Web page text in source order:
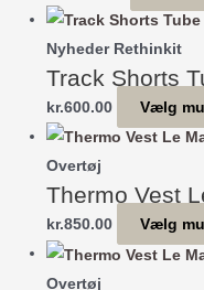
Nyheder Rethinkit
Track Shorts
kr.600.00 Vælg
Overtøj
Thermo Vest
kr.850.00 Vælg
Overtøj